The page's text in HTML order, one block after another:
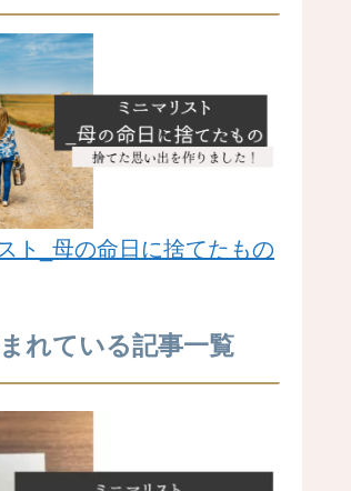
ト_母の命日に捨てたもの
れている記事一覧